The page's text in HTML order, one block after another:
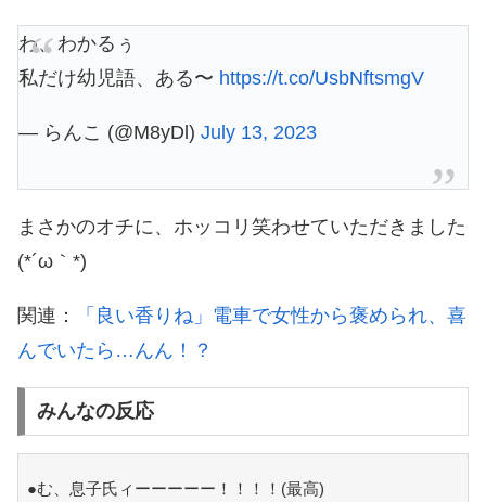
わ、わかるぅ
私だけ幼児語、ある〜 https://t.co/UsbNftsmgV
— らんこ (@M8yDl) July 13, 2023
まさかのオチに、ホッコリ笑わせていただきました
(*´ω｀*)
関連：
「良い香りね」電車で女性から褒められ、喜
んでいたら…んん！？
みんなの反応
●む、息子氏ィーーーーー！！！！(最高)